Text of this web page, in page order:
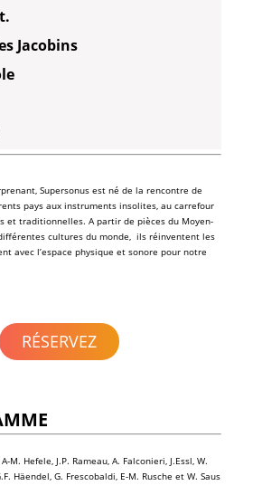
Jacobins
Supersonusest né de la rencontre de
pays aux instruments insolites, au carrefour
et traditionnelles. A partir de pièces du Moyen-
cultures du monde, ils réinventent les
avec l’espace physique et sonore pour notre
RÉSERVEZ
M. Hefele, J.P. Rameau, A. Falconieri, J.Essl, W.
Häendel, G. Frescobaldi, E-M. Rusche et W. Saus